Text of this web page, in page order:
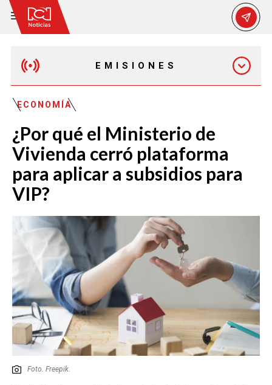
EMISIONES
EMISIÓN 12:30 PM
EMISIÓN 7:00 PM
EMISIÓN 11:30 PM
ECONOMÍA
¿Por qué el Ministerio de
Vivienda cerró plataforma
para aplicar a subsidios para
VIP?
Foto. Freepik.